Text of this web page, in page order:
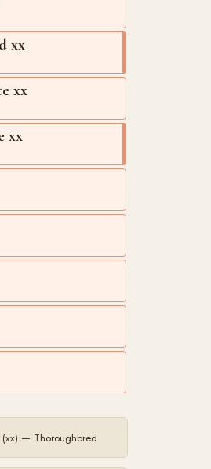
xx
xx
xx
(xx) — Thoroughbred